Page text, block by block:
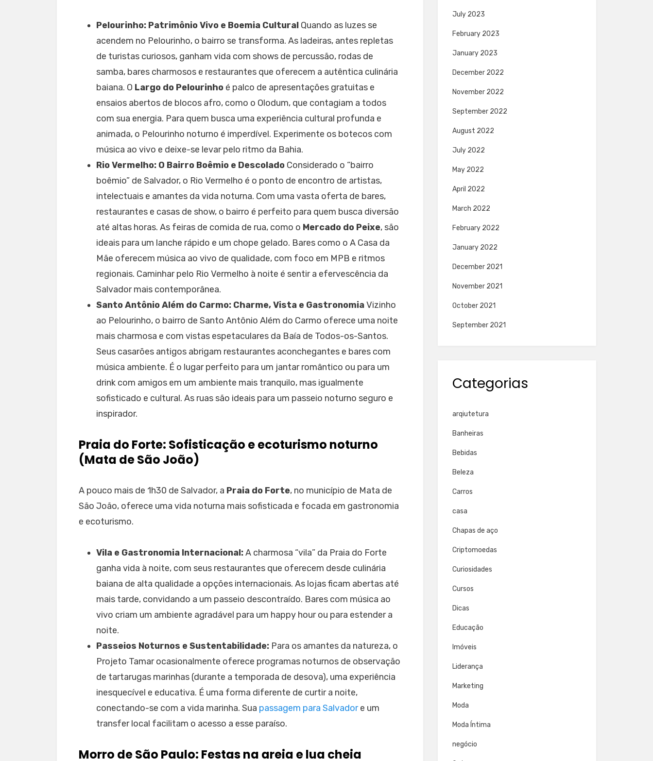
Pelourinho: Patrimônio Vivo e Boemia Cultural Quando as luzes se
acendem no Pelourinho, o bairro se transforma. As ladeiras, antes repletas
de turistas curiosos, ganham vida com shows de percussão, rodas de
samba, bares charmosos e restaurantes que oferecem a autêntica culinária
baiana. O Largo do Pelourinho é palco de apresentações gratuitas e
ensaios abertos de blocos afro, como o Olodum, que contagiam a todos
com sua energia. Para quem busca uma experiência cultural profunda e
animada, o Pelourinho noturno é imperdível. Experimente os botecos com
música ao vivo e deixe-se levar pelo ritmo da Bahia.
Rio Vermelho: O Bairro Boêmio e Descolado Considerado o “bairro
boêmio” de Salvador, o Rio Vermelho é o ponto de encontro de artistas,
intelectuais e amantes da vida noturna. Com uma vasta oferta de bares,
restaurantes e casas de show, o bairro é perfeito para quem busca diversão
até altas horas. As feiras de comida de rua, como o Mercado do Peixe, são
ideais para um lanche rápido e um chope gelado. Bares como o A Casa da
Mãe oferecem música ao vivo de qualidade, com foco em MPB e ritmos
regionais. Caminhar pelo Rio Vermelho à noite é sentir a efervescência da
Salvador mais contemporânea.
Santo Antônio Além do Carmo: Charme, Vista e GastronomiaVizinho
ao Pelourinho, o bairro de Santo Antônio Além do Carmo oferece uma noite
mais charmosa e com vistas espetaculares da Baía de Todos-os-Santos.
Seus casarões antigos abrigam restaurantes aconchegantes e bares com
música ambiente. É o lugar perfeito para um jantar romântico ou para um
drink com amigos em um ambiente mais tranquilo, mas igualmente
sofisticado e cultural. As ruas são ideais para um passeio noturno seguro e
inspirador.
Praia do Forte: Sofisticação e ecoturismo noturno
(Mata de São João)
A pouco mais de 1h30 de Salvador, a Praia do Forte, no município de Mata de
São João, oferece uma vida noturna mais sofisticada e focada em gastronomia
e ecoturismo.
Vila e Gastronomia Internacional:A charmosa “vila” da Praia do Forte
ganha vida à noite, com seus restaurantes que oferecem desde culinária
baiana de alta qualidade a opções internacionais. As lojas ficam abertas até
mais tarde, convidando a um passeio descontraído. Bares com música ao
vivo criam um ambiente agradável para um happy hour ou para estender a
noite.
Passeios Noturnos e Sustentabilidade: Para os amantes da natureza, o
Projeto Tamar ocasionalmente oferece programas noturnos de observação
de tartarugas marinhas (durante a temporada de desova), uma experiência
inesquecível e educativa. É uma forma diferente de curtir a noite,
conectando-se com a vida marinha. Sua passagem para Salvadore um
transfer local facilitam o acesso a esse paraíso.
Morro de São Paulo: Festas na areia e lua cheia
July 2023
February 2023
January 2023
December 2022
November 2022
September 2022
August 2022
July 2022
May 2022
April 2022
March 2022
February 2022
January 2022
December 2021
November 2021
October 2021
September 2021
Categorias
arqiutetura
Banheiras
Bebidas
Beleza
Carros
casa
Chapas de aço
Criptomoedas
Curiosidades
Cursos
Dicas
Educação
Imóveis
Liderança
Marketing
Moda
Moda Íntima
negócio